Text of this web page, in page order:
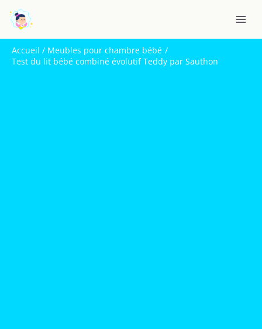
contenu
Accueil
Meubles pour chambre bébé
Test du lit bébé combiné évolutif Teddy par Sauthon
e
c
h